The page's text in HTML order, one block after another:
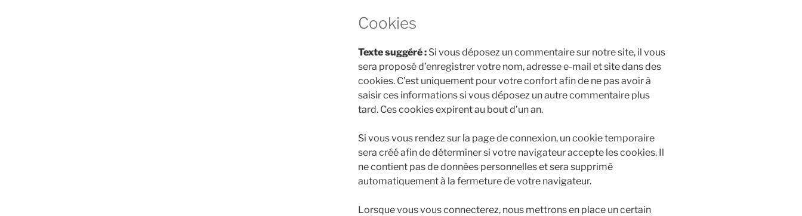
Cookies
Texte suggéré : Si vous déposez un commentaire sur notre site, il vous
sera proposé d’enregistrer votre nom, adresse e-mail et site dans des
cookies. C’est uniquement pour votre confort afin de ne pas avoir à
saisir ces informations si vous déposez un autre commentaire plus
tard. Ces cookies expirent au bout d’un an.
Si vous vous rendez sur la page de connexion, un cookie temporaire
sera créé afin de déterminer si votre navigateur accepte les cookies. Il
ne contient pas de données personnelles et sera supprimé
automatiquement à la fermeture de votre navigateur.
Lorsque vous vous connecterez, nous mettrons en place un certain